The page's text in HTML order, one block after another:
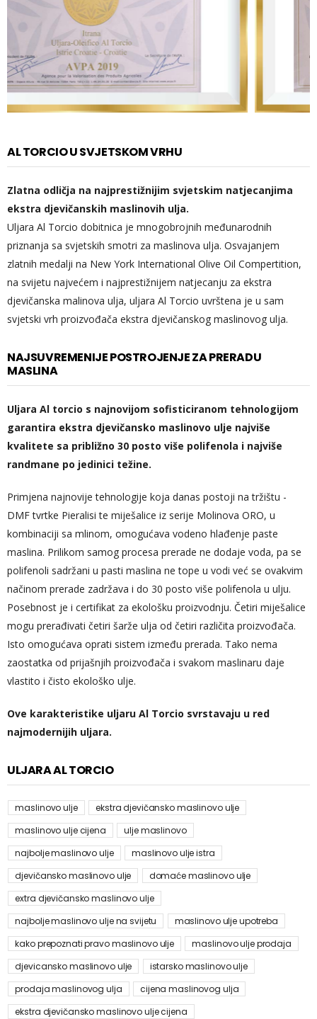
AL TORCIO U SVJETSKOM VRHU
Zlatna odličja na najprestižnijim svjetskim natjecanjima
ekstra djevičanskih maslinovih ulja.
Uljara Al Torcio dobitnica je mnogobrojnih međunarodnih
priznanja sa svjetskih smotri za maslinova ulja. Osvajanjem
zlatnih medalji na New York International Olive Oil Compertition,
na svijetu najvećem i najprestižnijem natjecanju za ekstra
djevičanska malinova ulja, uljara Al Torcio uvrštena je u sam
svjetski vrh proizvođača ekstra djevičanskog maslinovog ulja.
NAJSUVREMENIJE POSTROJENJE ZA PRERADU
MASLINA
Uljara Al torcio s najnovijom sofisticiranom tehnologijom
garantira ekstra djevičansko maslinovo ulje najviše
kvalitete sa približno 30 posto više polifenola i najviše
randmane po jedinici težine.
Primjena najnovije tehnologije koja danas postoji na tržištu -
DMF tvrtke Pieralisi te miješalice iz serije Molinova ORO, u
kombinaciji sa mlinom, omogućava vodeno hlađenje paste
maslina. Prilikom samog procesa prerade ne dodaje voda, pa se
polifenoli sadržani u pasti maslina ne tope u vodi već se ovakvim
načinom prerade zadržava i do 30 posto više polifenola u ulju.
Posebnost je i certifikat za ekološku proizvodnju. Četiri miješalice
mogu prerađivati četiri šarže ulja od četiri različita proizvođača.
Isto omogućava oprati sistem između prerada. Tako nema
zaostatka od prijašnjih proizvođača i svakom maslinaru daje
vlastito i čisto ekološko ulje.
Ove karakteristike uljaru Al Torcio svrstavaju u red
najmodernijih uljara.
ULJARA AL TORCIO
maslinovo ulje
ekstra djevičansko maslinovo ulje
maslinovo ulje cijena
ulje maslinovo
najbolje maslinovo ulje
maslinovo ulje istra
djevičansko maslinovo ulje
domaće maslinovo ulje
extra djevičansko maslinovo ulje
najbolje maslinovo ulje na svijetu
maslinovo ulje upotreba
kako prepoznati pravo maslinovo ulje
maslinovo ulje prodaja
djevicansko maslinovo ulje
istarsko maslinovo ulje
prodaja maslinovog ulja
cijena maslinovog ulja
ekstra djevičansko maslinovo ulje cijena